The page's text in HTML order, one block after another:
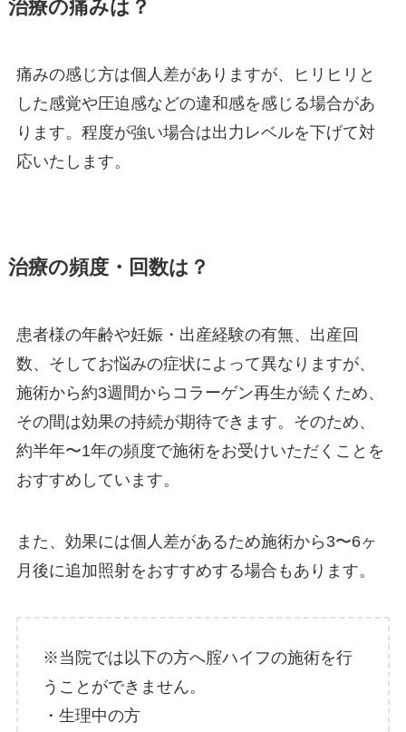
治療の痛みは？
痛みの感じ方は個人差がありますが、ヒリヒリと
した感覚や圧迫感などの違和感を感じる場合があ
ります。程度が強い場合は出力レベルを下げて対
応いたします。
治療の頻度・回数は？
患者様の年齢や妊娠・出産経験の有無、出産回
数、そしてお悩みの症状によって異なりますが、
施術から約3週間からコラーゲン再生が続くため、
その間は効果の持続が期待できます。そのため、
約半年〜1年の頻度で施術をお受けいただくことを
おすすめしています。
また、効果には個人差があるため施術から3〜6ヶ
月後に追加照射をおすすめする場合もあります。
※当院では以下の方へ腟ハイフの施術を行
うことができません。
・生理中の方